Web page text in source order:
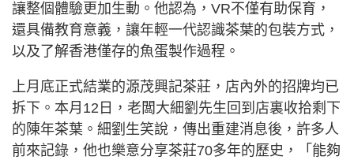
讓整個體驗更加生動。他認為，VR不僅有助保育，
還具備教育意義，讓年輕一代認識茶葉的包裝方式，
以及了解香港僅存的魚蛋製作過程。
上月底正式結業的源茂興記茶莊，店內外的招牌均已
拆下。本月12日，老闆大細劉先生回到店裏收拾剩下
的陳年茶葉。細劉生笑說，傳出重建消息後，許多人
前來記錄，他也樂意分享茶莊70多年的歷史，「能夠